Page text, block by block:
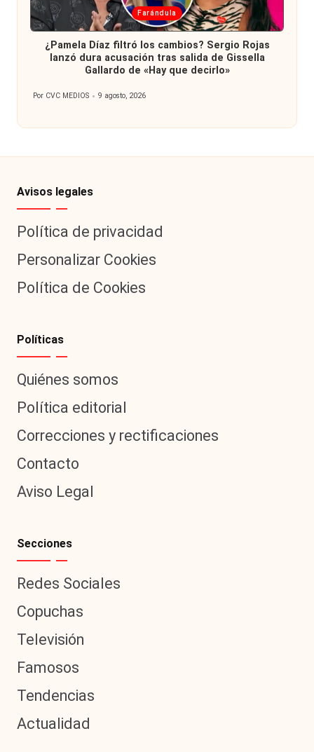
Publicada
en
Farándula
¿Pamela Díaz filtró los cambios? Sergio Rojas
lanzó dura acusación tras salida de Gissella
Gallardo de «Hay que decirlo»
Publicado
Por CVC MEDIOS 9 agosto, 2026
Avisos legales
Política de privacidad
Personalizar Cookies
Política de Cookies
Políticas
Quiénes somos
Política editorial
Correcciones y rectificaciones
Contacto
Aviso Legal
Secciones
Redes Sociales
Copuchas
Televisión
Famosos
Tendencias
Actualidad